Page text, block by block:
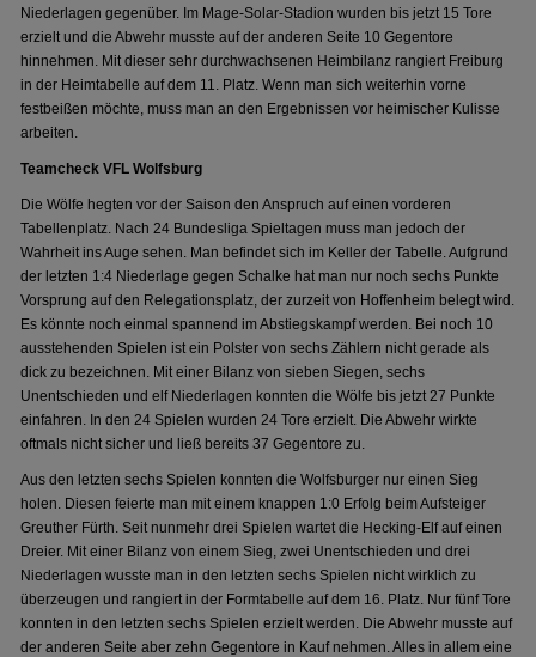
Niederlagen gegenüber. Im Mage-Solar-Stadion wurden bis jetzt 15 Tore
erzielt und die Abwehr musste auf der anderen Seite 10 Gegentore
hinnehmen. Mit dieser sehr durchwachsenen Heimbilanz rangiert Freiburg
in der Heimtabelle auf dem 11. Platz. Wenn man sich weiterhin vorne
festbeißen möchte, muss man an den Ergebnissen vor heimischer Kulisse
arbeiten.
Teamcheck VFL Wolfsburg
Die Wölfe hegten vor der Saison den Anspruch auf einen vorderen
Tabellenplatz. Nach 24 Bundesliga Spieltagen muss man jedoch der
Wahrheit ins Auge sehen. Man befindet sich im Keller der Tabelle. Aufgrund
der letzten 1:4 Niederlage gegen Schalke hat man nur noch sechs Punkte
Vorsprung auf den Relegationsplatz, der zurzeit von Hoffenheim belegt wird.
Es könnte noch einmal spannend im Abstiegskampf werden. Bei noch 10
ausstehenden Spielen ist ein Polster von sechs Zählern nicht gerade als
dick zu bezeichnen. Mit einer Bilanz von sieben Siegen, sechs
Unentschieden und elf Niederlagen konnten die Wölfe bis jetzt 27 Punkte
einfahren. In den 24 Spielen wurden 24 Tore erzielt. Die Abwehr wirkte
oftmals nicht sicher und ließ bereits 37 Gegentore zu.
Aus den letzten sechs Spielen konnten die Wolfsburger nur einen Sieg
holen. Diesen feierte man mit einem knappen 1:0 Erfolg beim Aufsteiger
Greuther Fürth. Seit nunmehr drei Spielen wartet die Hecking-Elf auf einen
Dreier. Mit einer Bilanz von einem Sieg, zwei Unentschieden und drei
Niederlagen wusste man in den letzten sechs Spielen nicht wirklich zu
überzeugen und rangiert in der Formtabelle auf dem 16. Platz. Nur fünf Tore
konnten in den letzten sechs Spielen erzielt werden. Die Abwehr musste auf
der anderen Seite aber zehn Gegentore in Kauf nehmen. Alles in allem eine